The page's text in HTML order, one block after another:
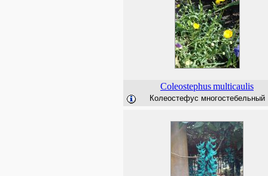
Coleostephusmulticaulis
Колеостефус многостебельный